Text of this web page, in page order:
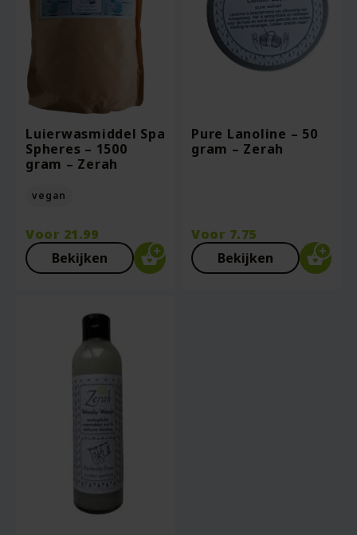
Luierwasmiddel Spa
Spheres – 1500
gram – Zerah
vegan
Voor 21.99
Bekijken
Pure Lanoline – 50
gram – Zerah
Voor 7.75
Bekijken